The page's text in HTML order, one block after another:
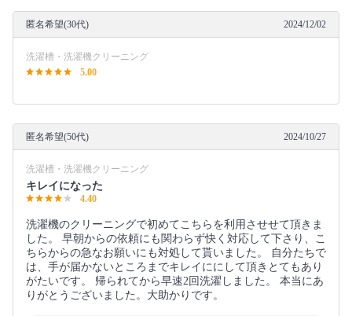
匿名希望(30代) 2024/12/02
洗濯槽・洗濯機クリーニング
5.00
匿名希望(50代) 2024/10/27
洗濯槽・洗濯機クリーニング
キレイになった
4.40
洗濯機のクリーニングで初めてこちらを利用させせて頂きま
した。 早朝からの依頼にも関わらず快く対応して下さり、こ
ちらからの急なお願いにも対処して貰いました。 自分たちで
は、手が届かないところまでキレイににして頂きとてもあり
がたいです。 帰られてから早速2回洗濯しました。 本当にあ
りがとうございました。大助かりです。